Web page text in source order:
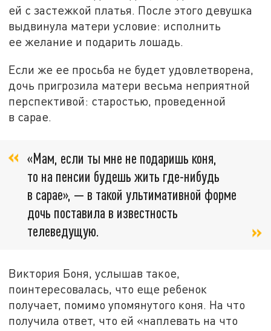
ей с застежкой платья. После этого девушка
выдвинула матери условие: исполнить
ее желание и подарить лошадь.
Если же ее просьба не будет удовлетворена,
дочь пригрозила матери весьма неприятной
перспективой: старостью, проведенной
в сарае.
«Мам, если ты мне не подаришь коня,
то на пенсии будешь жить где-нибудь
в сарае», — в такой ультимативной форме
дочь поставила в известность
телеведущую.
Виктория Боня, услышав такое,
поинтересовалась, что еще ребенок
получает, помимо упомянутого коня. На что
получила ответ, что ей «наплевать на что